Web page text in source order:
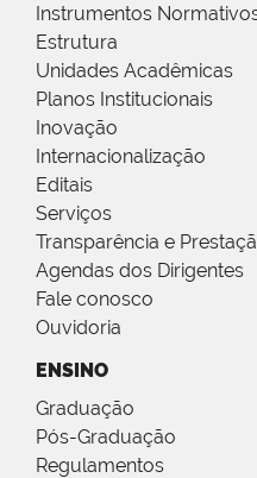
Instrumentos
Estrutura
Unidades Acadêmicas
Planos Institucionais
Inovação
Internacionalização
Editais
Serviços
Transparência e
Agendas dos Dirigentes
Fale conosco
Ouvidoria
ENSINO
Graduação
Pós-Graduação
Regulamentos